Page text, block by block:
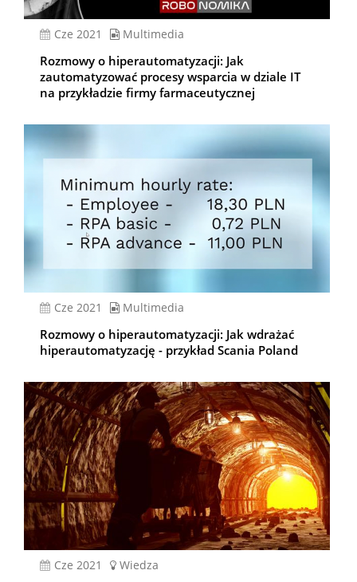
cze 2021 Multimedia
Rozmowy o hiperautomatyzacji: Jak
zautomatyzować procesy wsparcia w dziale IT
na przykładzie firmy farmaceutycznej
cze 2021 Multimedia
Rozmowy o hiperautomatyzacji: Jak wdrażać
hiperautomatyzację - przykład Scania Poland
cze 2021 Wiedza